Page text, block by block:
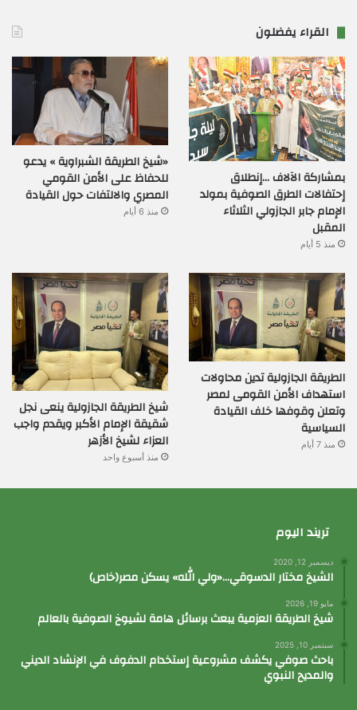
القراء يفضلون
بمشاركة الآلاف …إنطلاق
إحتفالات الطرق الصوفية بمولد
الإمام جابر الجازولي الثلاثاء
المقبل
منذ 5 أيام
«شيخ الطريقة الشبراوية » يدعو
للحفاظ على الأمن القومي
المصري والالتفات حول القيادة
منذ 6 أيام
الطريقة الجازولية تدين محاولات
استهداف الأمن القومى لمصر
وتعلن وقوفها خلف القيادة
السياسية
منذ 7 أيام
شيخ الطريقة الجازولية ينعى نجل
شقيقة الإمام الأكبر ويقدم واجب
العزاء لشيخ الأزهر
منذ أسبوع واحد
تريند اليوم
ديسمبر 12, 2020
الشيخ مختار الدسوقي…«ولي الله» يسكن مصر(خاص)
مايو 19, 2026
شيخ الطريقة العزمية يبعث برسائل هامة لشيوخ الصوفية بالعالم
سبتمبر 10, 2025
باحث صوفي يكشف مشروعية إستخدام الدفوف في الإنشاد الديني
والمديح النبوي